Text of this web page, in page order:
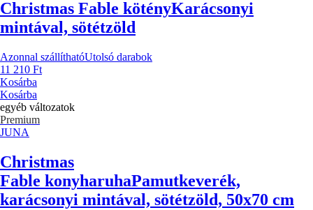
Christmas Fable kötényKarácsonyi
mintával, sötétzöld
Azonnal szállíthatóUtolsó darabok
11 210 Ft
Kosárba
Kosárba
egyéb változatok
Premium
JUNA
Christmas
Fable konyharuhaPamutkeverék,
karácsonyi mintával, sötétzöld, 50x70 cm